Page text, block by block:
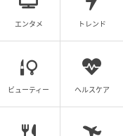
エンタメ トレンド
ビューティー ヘルスケア